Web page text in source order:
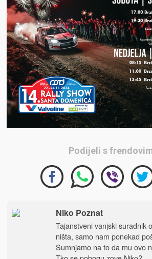
Podijeli s
Niko Poznat
Tajanstveni vanjski suradnik
ništa, samo nam ponekad
Sumnjamo na to da mu ovo